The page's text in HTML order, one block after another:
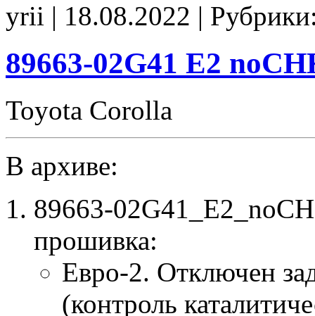
Stage1
E0
yrii | 18.08.2022 |
89663-02G41 E2
Toyota Corolla
В архиве:
89663-
прошивка:
Евро-2. Отключен
(контроль